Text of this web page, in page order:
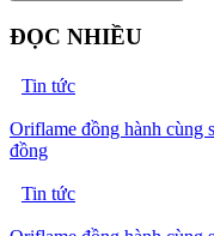
ĐỌC NHIỀU
Tin tức
Oriflame đồng hành cùng
đồng
Tin tức